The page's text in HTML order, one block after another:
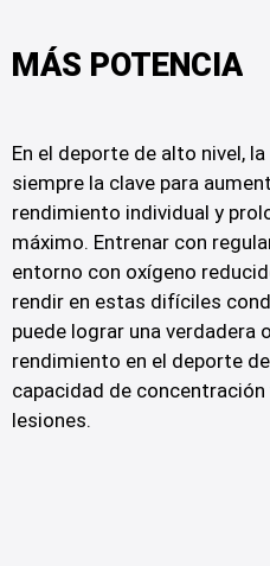
MÁS POTENCIA
En el deporte de alto nivel,
siempre la clave para
rendimiento individual y
máximo. Entrenar con
entorno con oxígeno
rendir en estas difíciles
puede lograr una verdadera
rendimiento en el deporte
capacidad de
lesiones.